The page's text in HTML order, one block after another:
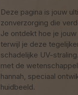
Deze pagina is jouw
zonverzorging die
Je ontdekt hoe je
terwijl je deze
schadelijke UV-
met de
hannah, speciaal
huidbeeld.